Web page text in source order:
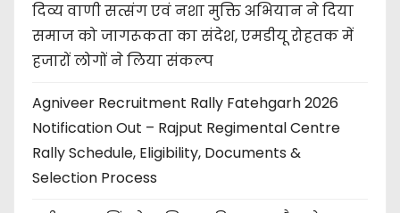
दिव्य वाणी सत्संग एवं नशा मुक्ति अभियान ने दिया
समाज को जागरूकता का संदेश, एमडीयू रोहतक में
हजारों लोगों ने लिया संकल्प
Agniveer Recruitment Rally Fatehgarh 2026
Notification Out – Rajput Regimental Centre
Rally Schedule, Eligibility, Documents &
Selection Process